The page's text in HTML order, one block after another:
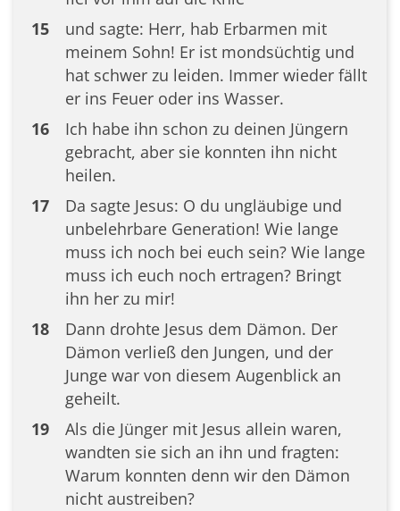
15
und sagte: Herr, hab Erbarmen mit
meinem Sohn! Er ist mondsüchtig und
hat schwer zu leiden. Immer wieder fällt
er ins Feuer oder ins Wasser.
16
Ich habe ihn schon zu deinen Jüngern
gebracht, aber sie konnten ihn nicht
heilen.
17
Da sagte Jesus: O du ungläubige und
unbelehrbare Generation! Wie lange
muss ich noch bei euch sein? Wie lange
muss ich euch noch ertragen? Bringt
ihn her zu mir!
18
Dann drohte Jesus dem Dämon. Der
Dämon verließ den Jungen, und der
Junge war von diesem Augenblick an
geheilt.
19
Als die Jünger mit Jesus allein waren,
wandten sie sich an ihn und fragten:
Warum konnten denn wir den Dämon
nicht austreiben?